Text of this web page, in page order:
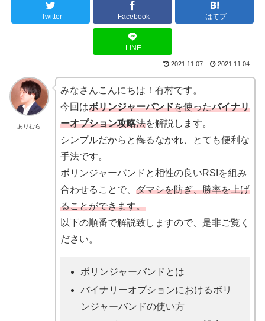
Twitter Facebook はてブ
LINE
2021.11.07 2021.11.04
ありむら
みなさんこんにちは！有村です。
今回はボリンジャーバンドを使ったバイナリ
ーオプション攻略法を解説します。
シンプルだからと侮るなかれ、とても便利な
手法です。
ボリンジャーバンドと相性の良いRSIを組み
合わせることで、 ダマシを防ぎ、勝率を上げ
ることができます。
以下の順番で解説致しますので、是非ご覧く
ださい。
ボリンジャーバンドとは
バイナリーオプションにおけるボリ
ンジャーバンドの使い方